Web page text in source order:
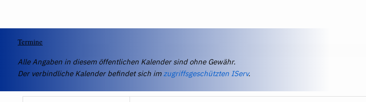
Termine
Alle Angaben in diesem öffentlichen Kalender sind ohne Gewähr.
Der verbindliche Kalender befindet sich imzugriffsgeschützten IServ.